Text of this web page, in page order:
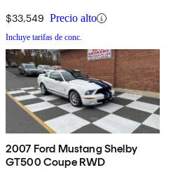
$33,549 Precio alto
Incluye tarifas de conc.
2007 Ford Mustang Shelby
GT500 Coupe RWD